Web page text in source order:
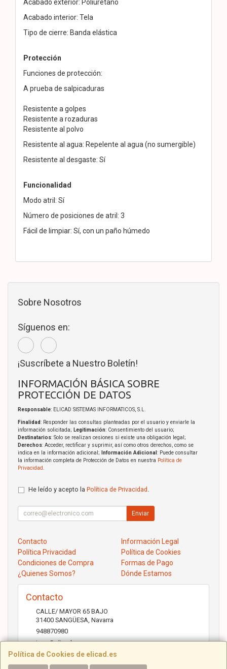
Acabado exterior: Poliuretano
Acabado interior: Tela
Tipo de cierre: Banda elástica
Protección
Funciones de protección:
A prueba de salpicaduras
Resistente a golpes
Resistente a rozaduras
Resistente al polvo
Resistente al agua: Repelente al agua (no sumergible)
Resistente al desgaste: Sí
Funcionalidad
Modo atril: Sí
Número de posiciones de atril: 3
Fácil de limpiar: Sí, con un paño húmedo
Política de Cookies de elicad.es
Sobre Nosotros
Síguenos en:
¡Suscríbete a Nuestro Boletín!
INFORMACIÓN BÁSICA SOBRE
PROTECCIÓN DE DATOS
Responsable: ELICAD SISTEMAS INFORMATICOS, S.L.
Finalidad: Responder las consultas planteadas por el usuario y enviarle la
información solicitada; Legitimación: Consentimiento del usuario;
Destinatarios: Solo se realizan cesiones si existe una obligación legal;
Derechos: Acceder, rectificar y suprimir, así como otros derechos, como se
indica en la información adicional;
Información Adicional : Puede consultar
la información completa de Protección de Datos en nuestra Política de
Privacidad
He leído y acepto la Política de Privacidad
Enviar
Contacto
Información Legal
Política Privacidad
Política de Cookies
Condiciones de Compra
Formas de Pago
¿Quienes Somos?
Dónde Estamos
Contacto
CALLE/ MAYOR 65 BAJO
31400 SANGÜESA Navarra
948870980
jose@elicad.com